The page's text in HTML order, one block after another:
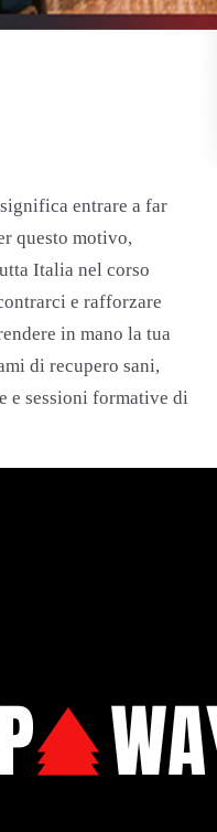
entrare a far
questo motivo,
Italia nel corso
e rafforzare
in mano la tua
di recupero sani,
e sessioni formative di